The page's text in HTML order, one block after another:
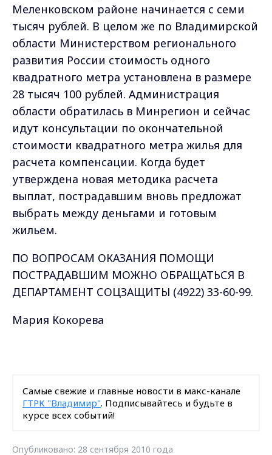
Меленковском районе начинается с семи
тысяч рублей. В целом же по Владимирской
области Министерством регионального
развития России стоимость одного
квадратного метра установлена в размере
28 тысяч 100 рублей. Администрация
области обратилась в Минрегион и сейчас
идут консультации по окончательной
стоимости квадратного метра жилья для
расчета компенсации. Когда будет
утверждена новая методика расчета
выплат, пострадавшим вновь предложат
выбрать между деньгами и готовым
жильем.
ПО ВОПРОСАМ ОКАЗАНИЯ ПОМОЩИ
ПОСТРАДАВШИМ МОЖНО ОБРАЩАТЬСЯ В
ДЕПАРТАМЕНТ СОЦЗАЩИТЫ (4922) 33-60-99.
Мария Кокорева
Самые свежие и главные новости в макс-канале
ГТРК "Владимир". Подписывайтесь и будьте в
курсе всех событий!
Опубликовано: 28 сентября 2010 года